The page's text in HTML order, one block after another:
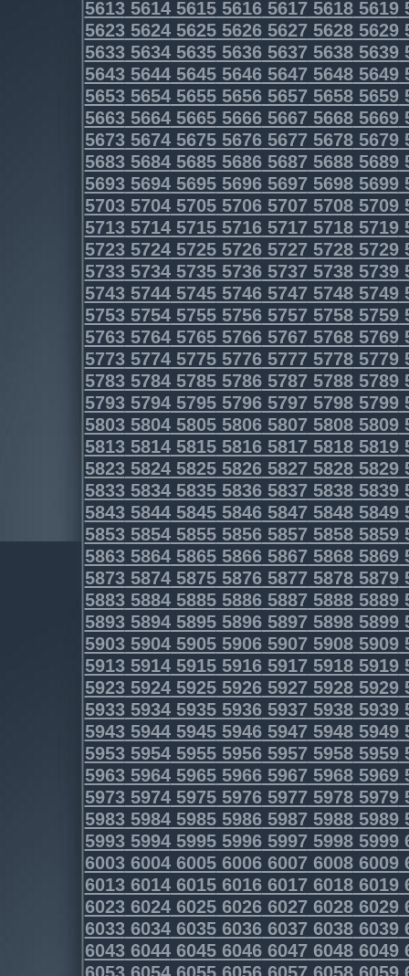
5613561456155616561756185619
5623562456255626562756285629
5633563456355636563756385639
5643564456455646564756485649
5653565456555656565756585659
5663566456655666566756685669
5673567456755676567756785679
5683568456855686568756885689
5693569456955696569756985699
5703570457055706570757085709
5713571457155716571757185719
5723572457255726572757285729
5733573457355736573757385739
5743574457455746574757485749
5753575457555756575757585759
5763576457655766576757685769
5773577457755776577757785779
5783578457855786578757885789
5793579457955796579757985799
5803580458055806580758085809
5813581458155816581758185819
5823582458255826582758285829
5833583458355836583758385839
5843584458455846584758485849
5853585458555856585758585859
5863586458655866586758685869
5873587458755876587758785879
5883588458855886588758885889
5893589458955896589758985899
5903590459055906590759085909
5913591459155916591759185919
5923592459255926592759285929
5933593459355936593759385939
5943594459455946594759485949
5953595459555956595759585959
5963596459655966596759685969
5973597459755976597759785979
5983598459855986598759885989
5993599459955996599759985999
6003600460056006600760086009
6013601460156016601760186019
6023602460256026602760286029
6033603460356036603760386039
6043604460456046604760486049